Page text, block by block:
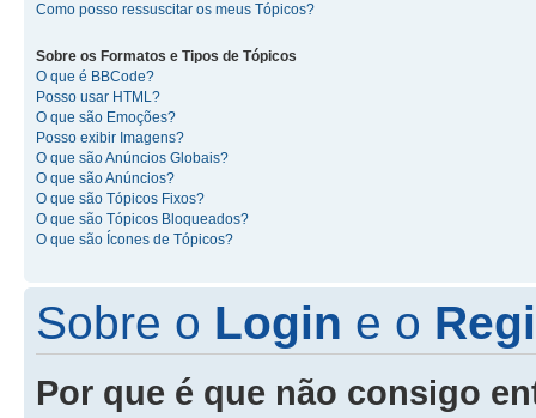
Como posso ressuscitar os meus Tópicos?
Sobre os Formatos e Tipos de Tópicos
O que é BBCode?
Posso usar HTML?
O que são Emoções?
Posso exibir Imagens?
O que são Anúncios Globais?
O que são Anúncios?
O que são Tópicos Fixos?
O que são Tópicos Bloqueados?
O que são Ícones de Tópicos?
Sobre o Login e o
Por que é que não consigo